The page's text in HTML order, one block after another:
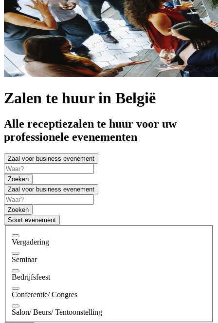
Zalen te huur in België
Alle receptiezalen te huur voor uw
professionele evenementen
Zaal voor business evenement
Zoeken
Zaal voor business evenement
Zoeken
Soort evenement
Vergadering
Seminar
Bedrijfsfeest
Conferentie/ Congres
Salon/ Beurs/ Tentoonstelling